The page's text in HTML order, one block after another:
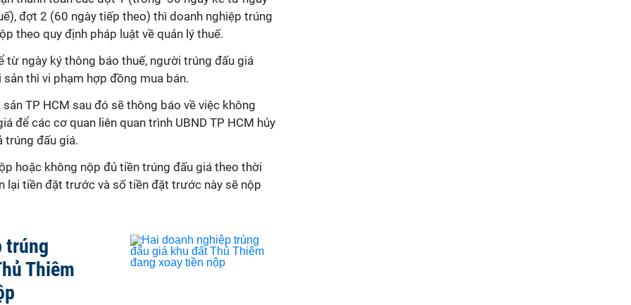
đợt 2 (60 ngày tiếp theo) thì doanh nghiệp trúng
theo quy định pháp luật về quản lý thuế.
từ ngày ký thông báo thuế, người trúng đấu giá
thì vi phạm hợp đồng mua bán.
TP HCM sau đó sẽ thông báo về việc không
để các cơ quan liên quan trình UBND TP HCM hủy
trúng đấu giá.
hoặc không nộp đủ tiền trúng đấu giá theo thời
lại tiền đặt trước và số tiền đặt trước này sẽ nộp
trúng
Thiêm